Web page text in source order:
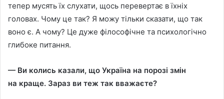
тепер мусять їх слухати, щось перевертає в їхніх
головах. Чому це так? Я можу тiльки сказати, що так
воно є. А чому? Це дуже фiлософiчне та психологiчно
глибоке питання.
— Ви колись казали, що Україна на порозi змiн
на краще. Зараз ви теж так вважаєте?